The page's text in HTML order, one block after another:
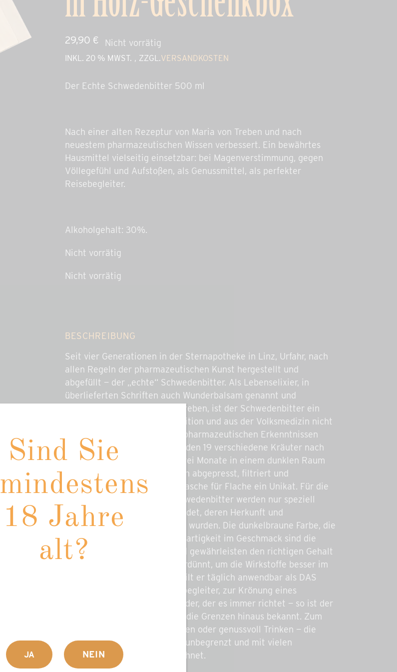
29,90 € Nicht vorrätig
INKL. 20 % MWST. , ZZGL.VERSANDKOSTEN
Der Echte Schwedenbitter 500 ml
Nach einer alten Rezeptur von Maria von Treben und nach
neuestem pharmazeutischen Wissen verbessert. Ein bewährtes
Hausmittel vielseitig einsetzbar: bei Magenverstimmung, gegen
Völlegefühl und Aufstoßen, als Genussmittel, als perfekter
Reisebegleiter.
Alkoholgehalt: 30%.
Nicht vorrätig
Nicht vorrätig
BESCHREIBUNG
Seit vier Generationen in der Sternapotheke in Linz, Urfahr, nach
allen Regeln der pharmazeutischen Kunst hergestellt und
abgefüllt — der „echte“ Schwedenbitter. Als Lebenselixier, in
überlieferten Schriften auch Wunderbalsam genannt und
zurückzuführen auf Maria v. Treben, ist der Schwedenbitter ein
Teil der österreichischen Tradition und aus der Volksmedizin nicht
wegzudenken. Den neuesten pharmazeutischen Erkenntnissen
angepasst und verfeinert, werden 19 verschiedene Kräuter nach
einem speziellen Verfahren drei Monate in einem dunklen Raum
angesetzt, nach alter Tradition abgepresst, filtriert und
geschmacklich verfeinert — Flasche für Flache ein Unikat. Für die
Herstellung des „echten“ Schwedenbitter werden nur speziell
ausgewählte Pflanzen verwendet, deren Herkunft und
Ernteverfahren genau geprüft wurden. Die dunkelbraune Farbe, die
Undurchsichtigkeit und Einzigartigkeit im Geschmack sind die
Merkmale für die Qualität und gewährleisten den richtigen Gehalt
an Wirkstoffen. Mit Wasser verdünnt, um die Wirkstoffe besser im
ganzen Körper zu verteilen, gilt er täglich anwendbar als DAS
Hausmittel. Als idealer Reisebegleiter, zur Krönung eines
wunderbaren Festmahls oder der, der es immer richtet — so ist der
„echte“ Schwedenbitter über die Grenzen hinaus bekannt. Zum
Auflegen, Eintauchen, Einreiben oder genussvoll Trinken — die
Anwendungsform ist beinahe unbegrenzt und mit vielen
Erfolgsgeschichten ausgezeichnet.
Sind Sie
mindestens
18 Jahre
alt?
JA NEIN